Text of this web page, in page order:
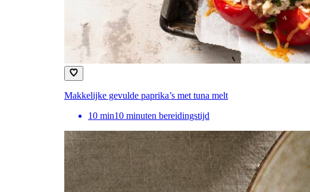
Makkelijke gevulde paprika’s met tuna melt
10 min10 minuten bereidingstijd